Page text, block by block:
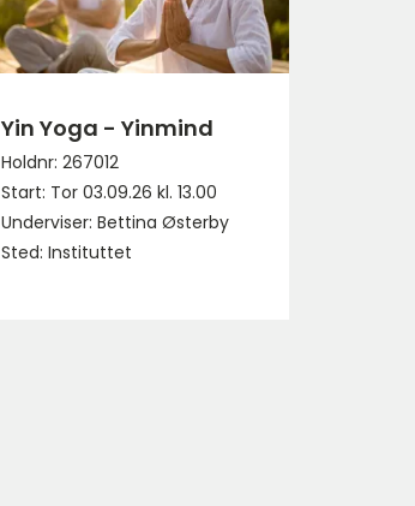
Yin Yoga - Yinmind
Holdnr: 267012
Start: Tor 03.09.26 kl. 13.00
Underviser: Bettina Østerby
Sted: Instituttet